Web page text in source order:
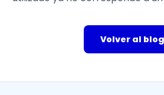
Volver al blog